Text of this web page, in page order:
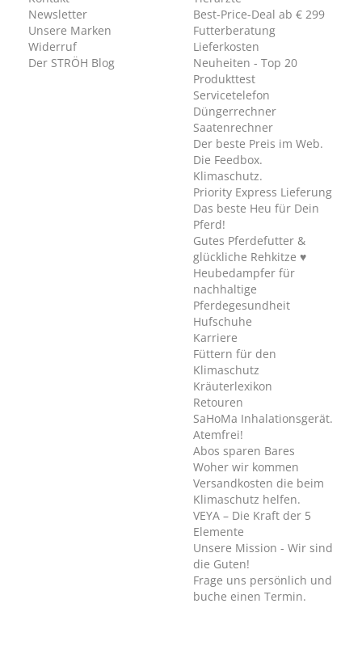
Newsletter
Unsere Marken
Widerruf
Der STRÖH Blog
Best-Price-Deal ab € 299
Futterberatung
Lieferkosten
Neuheiten - Top 20
Produkttest
Servicetelefon
Düngerrechner
Saatenrechner
Der beste Preis im Web.
Die Feedbox.
Klimaschutz.
Priority Express Lieferung
Das beste Heu für Dein
Pferd!
Gutes Pferdefutter &
glückliche Rehkitze ♥
Heubedampfer für
nachhaltige
Pferdegesundheit
Hufschuhe
Karriere
Füttern für den
Klimaschutz
Kräuterlexikon
Retouren
SaHoMa Inhalationsgerät.
Atemfrei!
Abos sparen Bares
Woher wir kommen
Versandkosten die beim
Klimaschutz helfen.
VEYA – Die Kraft der 5
Elemente
Unsere Mission - Wir sind
die Guten!
Frage uns persönlich und
buche einen Termin.